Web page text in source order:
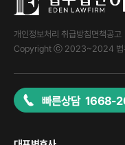
개인정보처리 취급방침면책공고
Copyright ⓒ 2023~2024 법
빠른상담 1668-